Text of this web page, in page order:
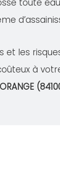
toute
les
à
ORANGE